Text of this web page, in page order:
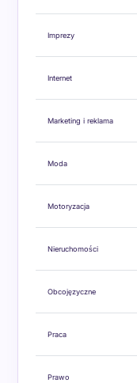
Imprezy
Internet
Marketing i reklama
Moda
Motoryzacja
Nieruchomości
Obcojęzyczne
Praca
Prawo